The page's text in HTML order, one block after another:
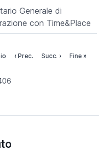
Generale di
con Time&Place
‹ Prec. Succ. › Fine »